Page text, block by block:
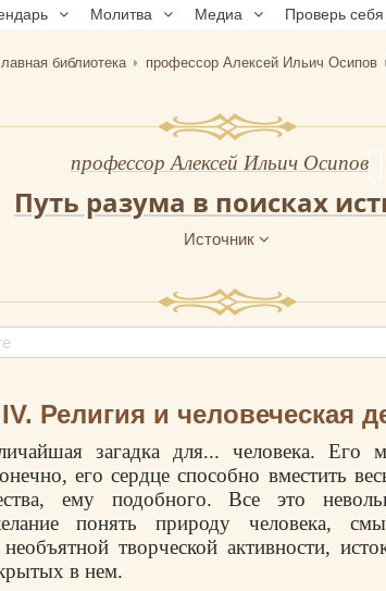
Молитва Медиа Проверь себя
библиотека профессор Алексей Ильич Осипов
профессор Алексей Ильич Осипов
Путь разума в поисках
Источник
Религия и человеческая
загадка для... человека. Его
его сердце способно вместить
ему подобного. Все это
понять природу человека,
творческой активности,
в нем.